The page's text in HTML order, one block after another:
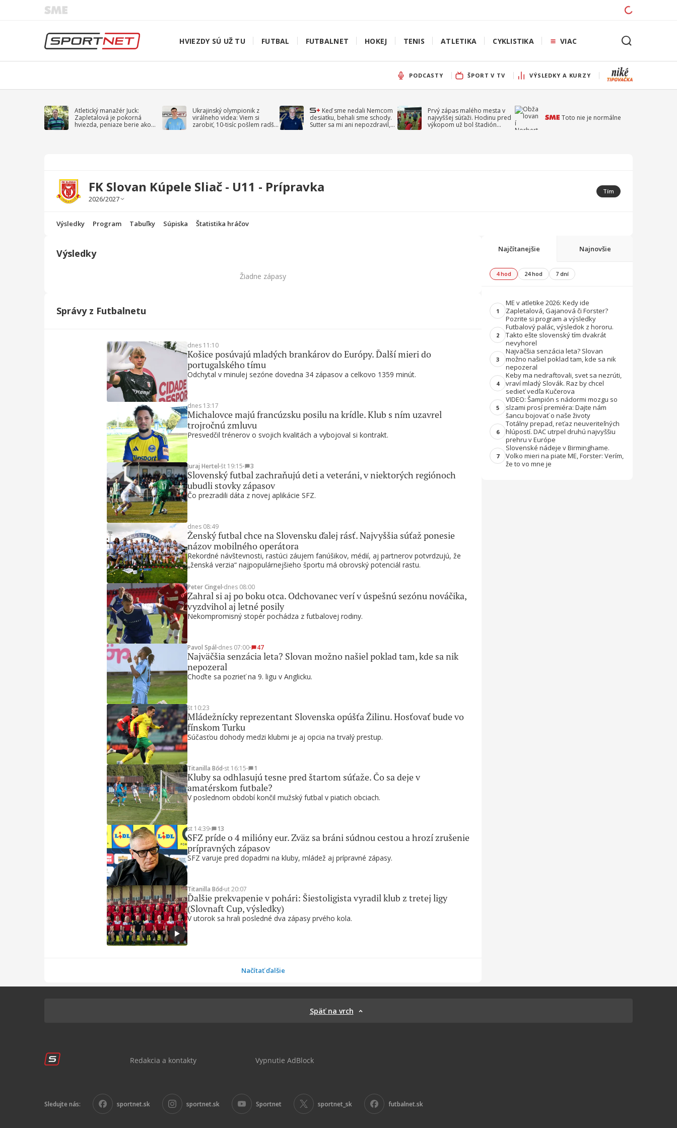
HVIEZDY SÚ UŽ TU FUTBAL FUTBALNET HOKEJ TENIS ATLETIKA CYKLISTIKA VIAC
PODCASTY ŠPORT V TV VÝSLEDKY A KURZY
Atletický manažér Juck:
Zapletalová je pokorná
hviezda, peniaze berie ako
Ukrajinský olympionik z
virálneho videa: Viem si
zarobiť, 10-tisíc pošlem radšej
Keď sme nedali Nemcom
desiatku, behali sme schody.
Sutter sa mi ani nepozdravil,
Prvý zápas malého mesta v
najvyššej súťaži. Hodinu pred
výkopom už bol štadión
Toto nie je normálne
FK Slovan Kúpele Sliač - U11 - Prípravka Tím
Výsledky Program Tabuľky Súpiska Štatistika hráčov
Výsledky
Žiadne zápasy
Správy z Futbalnetu
Odchytal v minulej sezóne dovedna 34 zápasov a celkovo 1359 minút.
Košice posúvajú mladých brankárov do Európy. Ďalší mieri do
portugalského tímu
dnes 11:10
Presvedčil trénerov o svojich kvalitách a vybojoval si kontrakt.
Michalovce majú francúzsku posilu na krídle. Klub s ním uzavrel
trojročnú zmluvu
dnes 13:17
Čo prezradili dáta z novej aplikácie SFZ.
Slovenský futbal zachraňujú deti a veteráni, v niektorých regiónoch
ubudli stovky zápasov
Juraj Hertel∙št 19:15∙ 3
Rekordné návštevnosti, rastúci záujem fanúšikov, médií, aj partnerov potvrdzujú, že
„ženská verzia“ najpopulárnejšieho športu má obrovský potenciál rastu.
Ženský futbal chce na Slovensku ďalej rásť. Najvyššia súťaž ponesie
názov mobilného operátora
dnes 08:49
Nekompromisný stopér pochádza z futbalovej rodiny.
Zahral si aj po boku otca. Odchovanec verí v úspešnú sezónu nováčika,
vyzdvihol aj letné posily
Peter Cingel∙dnes 08:00
Choďte sa pozrieť na 9. ligu v Anglicku.
Najväčšia senzácia leta? Slovan možno našiel poklad tam, kde sa nik
nepozeral
Pavol Spál∙dnes 07:00∙ 47
Súčasťou dohody medzi klubmi je aj opcia na trvalý prestup.
Mládežnícky reprezentant Slovenska opúšťa Žilinu. Hosťovať bude vo
fínskom Turku
št 10:23
V poslednom období končil mužský futbal v piatich obciach.
Kluby sa odhlasujú tesne pred štartom súťaže. Čo sa deje v
amatérskom futbale?
Titanilla Bőd∙st 16:15∙ 1
SFZ varuje pred dopadmi na kluby, mládež aj prípravné zápasy.
SFZ príde o 4 milióny eur. Zväz sa bráni súdnou cestou a hrozí zrušenie
prípravných zápasov
st 14:39∙ 13
V utorok sa hrali posledné dva zápasy prvého kola.
Ďalšie prekvapenie v pohári: Šiestoligista vyradil klub z tretej ligy
(Slovnaft Cup, výsledky)
Titanilla Bőd∙ut 20:07
Načítať ďalšie
Najčítanejšie Najnovšie
4 hod 24 hod 7 dní
1
ME v atletike 2026: Kedy ide
Zapletalová, Gajanová či Forster?
Pozrite si program a výsledky
2
Futbalový palác, výsledok z hororu.
Takto ešte slovenský tím dvakrát
nevyhorel
3
Najväčšia senzácia leta? Slovan
možno našiel poklad tam, kde sa nik
nepozeral
4
Keby ma nedraftovali, svet sa nezrúti,
vraví mladý Slovák. Raz by chcel
sedieť vedľa Kučerova
5
VIDEO: Šampión s nádormi mozgu so
slzami prosí premiéra: Dajte nám
šancu bojovať o naše životy
6
Totálny prepad, reťaz neuveriteľných
hlúpostí. DAC utrpel druhú najvyššiu
prehru v Európe
7
Slovenské nádeje v Birminghame.
Volko mieri na piate ME, Forster: Verím,
že to vo mne je
Späť na vrch
Redakcia a kontakty Vypnutie AdBlock
Sledujte nás: sportnet.sk sportnet.sk Sportnet sportnet_sk futbalnet.sk